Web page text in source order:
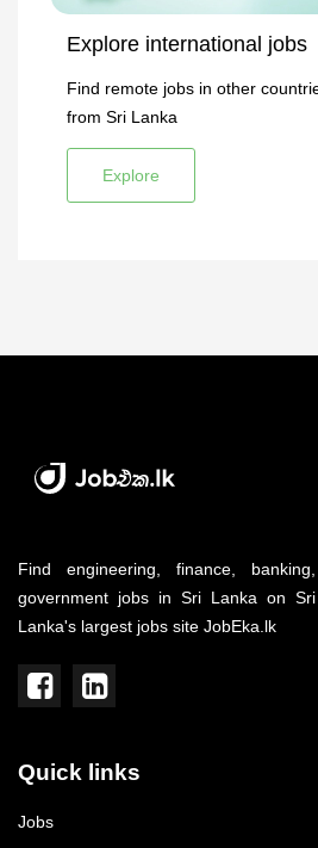
Explore international jobs
Find remote jobs in other
from Sri Lanka
Explore
Find engineering, finance, banking,
government jobs in Sri Lanka on Sri
Lanka's largest jobs site JobEka.lk
Quick links
Jobs